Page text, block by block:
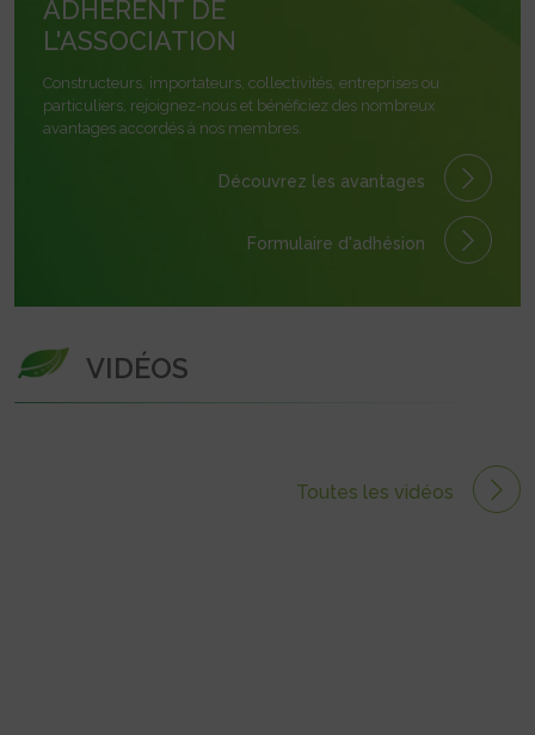
ADHÉRENT DE
L'ASSOCIATION
Constructeurs, importateurs, collectivités, entreprises ou
particuliers, rejoignez-nous et bénéficiez des nombreux
avantages accordés à nos membres.
Découvrez les avantages
Formulaire d'adhésion
VIDÉOS
Toutes les vidéos